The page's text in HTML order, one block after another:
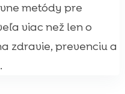
metódy pre
viac než len o
zdravie, prevenciu a